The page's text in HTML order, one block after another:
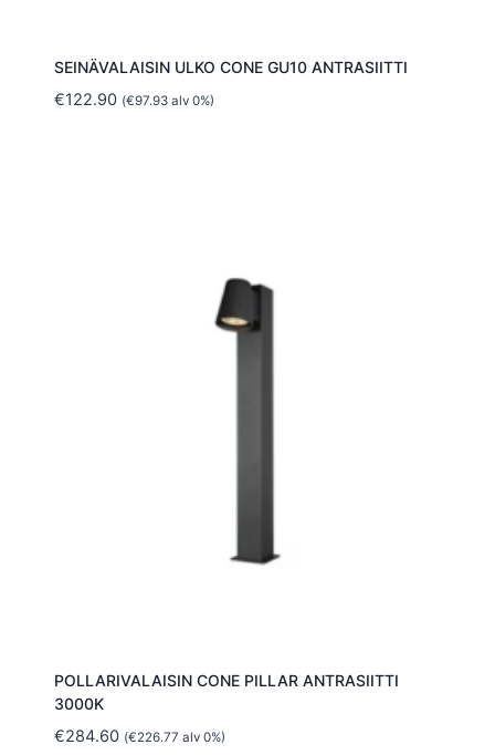
SEINÄVALAISIN ULKO CONE GU10 ANTRASIITTI
€122.90 (€97.93alv 0%)
POLLARIVALAISIN CONE PILLAR ANTRASIITTI
3000K
€284.60 (€226.77 alv 0%)